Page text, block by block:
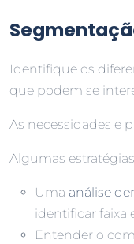
Identifique os
que podem se
As necessidades e
Algumas
Uma análise
identificar faixa
Entender o